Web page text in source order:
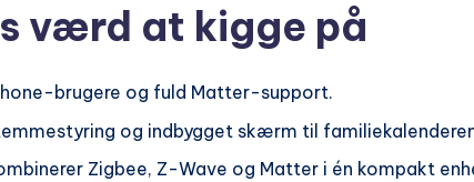
værd at kigge på
brugere og fuld Matter-support.
og indbygget skærm til
Zigbee, Z-Wave og Matter i én kompakt